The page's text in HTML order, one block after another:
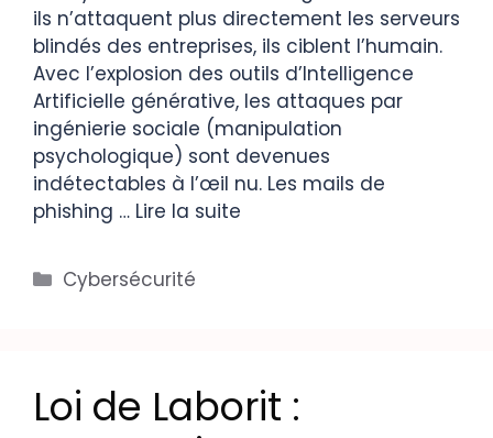
ils n’attaquent plus directement les serveurs
blindés des entreprises, ils ciblent l’humain.
Avec l’explosion des outils d’Intelligence
Artificielle générative, les attaques par
ingénierie sociale (manipulation
psychologique) sont devenues
indétectables à l’œil nu. Les mails de
phishing … Lire la suite
Cybersécurité
Loi de Laborit :